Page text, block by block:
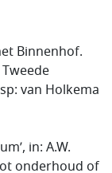
Binnenhof.
van Holkema
in: A.W.
onderhoud of